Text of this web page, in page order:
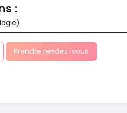
:
Prendre rendez-vous